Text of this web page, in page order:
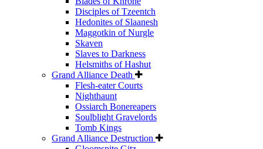
Disciples of Tzeentch
Hedonites of Slaanesh
Maggotkin of Nurgle
Skaven
Slaves to Darkness
Helsmiths of Hashut
Grand Alliance Death
Flesh-eater Courts
Nighthaunt
Ossiarch Bonereapers
Soulblight Gravelords
Tomb Kings
Grand Alliance Destruction